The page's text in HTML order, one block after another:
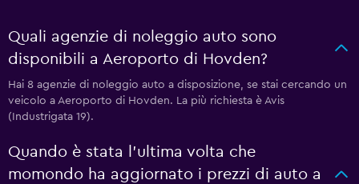
Quali agenzie di noleggio auto sono
disponibili a Aeroporto di Hovden?
Hai 8 agenzie di noleggio auto a disposizione, se stai cercando un
veicolo a Aeroporto di Hovden. La più richiesta è Avis
(Industrigata 19).
Quando è stata l'ultima volta che
momondo ha aggiornato i prezzi di auto a